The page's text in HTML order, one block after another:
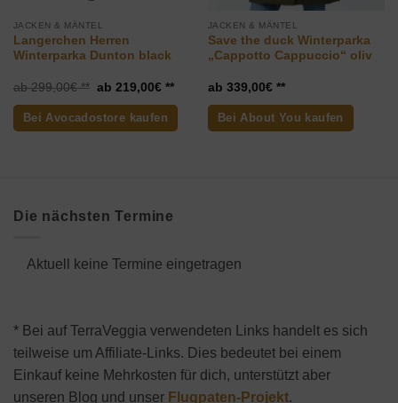
JACKEN & MÄNTEL
Langerchen Herren
Winterparka Dunton black
299,00€
Ursprünglicher
war:
299,00€
219,00€
Aktueller
ist:
219,00€.
Bei Avocadostore kaufen
JACKEN & MÄNTEL
Save the duck Winterparka
„Cappotto Cappuccio“ oliv
339,00€
Bei About You kaufen
Die nächsten Termine
Aktuell keine Termine eingetragen
* Bei auf TerraVeggia verwendeten Links handelt es sich
teilweise um Affiliate-Links. Dies bedeutet bei einem
Einkauf keine Mehrkosten für dich, unterstützt aber
unseren Blog und unser Flugpaten-Projekt.